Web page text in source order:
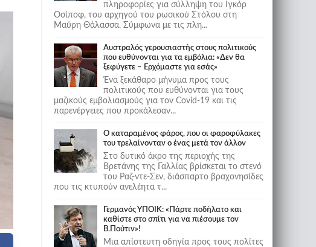
πληροφορίες για σύλληψη του Ιγκόρ
Οσίποφ, του αρχηγού του ρωσικού Στόλου στη
Μαύρη Θάλασσα. Σύμφωνα με τις πλη...
Αυστραλός γερουσιαστής στους πολιτικούς
που ευθύνονται για τα εμβόλια: «Δεν θα
ξεφύγετε – Ερχόμαστε για εσάς»
Ένα ξεκάθαρο μήνυμα προς τους
πολιτικούς που ευθύνονται για τους
μαζικούς εμβολιασμούς για τον Covid-19 και τις
παρενέργειες που προκάλεσαν...
Ο καταραμένος φάρος, που οι φαροφύλακες
του τρελαίνονταν ο ένας μετά τον άλλον
Στο δυτικό άκρο της περιοχής της
Βρετάνης της Γαλλίας βρίσκεται το στενό
του Ραζ-ντε-Σεν, διάσπαρτο βραχονησίδες
που τις κτυπούν ανελέητα τ...
Γερμανός ΥΠΟΙΚ: «Πάρτε ποδήλατο και
καθίστε στο σπίτι για να πιέσουμε τον
Β.Πούτιν»!
Μια απίστευτη οδηγία προς τους πολίτες